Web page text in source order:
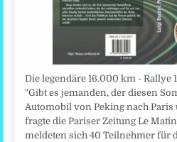
Die legendäre 16.000 km - Rallye
"Gibt es jemanden, der diesen
Automobil von Peking nach
fragte die Pariser Zeitung Le
meldeten sich 40 Teilnehmer für